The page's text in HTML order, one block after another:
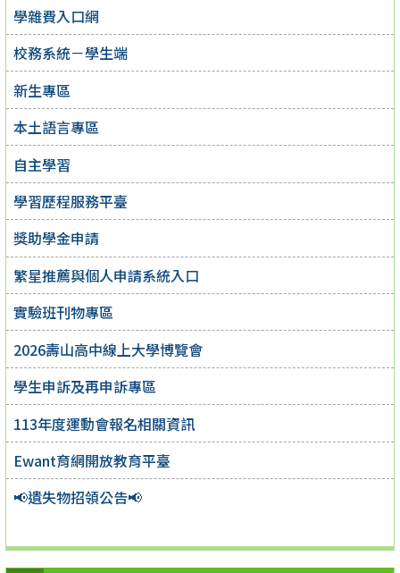
學雜費入口網
校務系統－學生端
新生專區
本土語言專區
自主學習
學習歷程服務平臺
獎助學金申請
繁星推薦與個人申請系統入口
實驗班刊物專區
2026壽山高中線上大學博覽會
學生申訴及再申訴專區
113年度運動會報名相關資訊
Ewant育網開放教育平臺
📢遺失物招領公告📢